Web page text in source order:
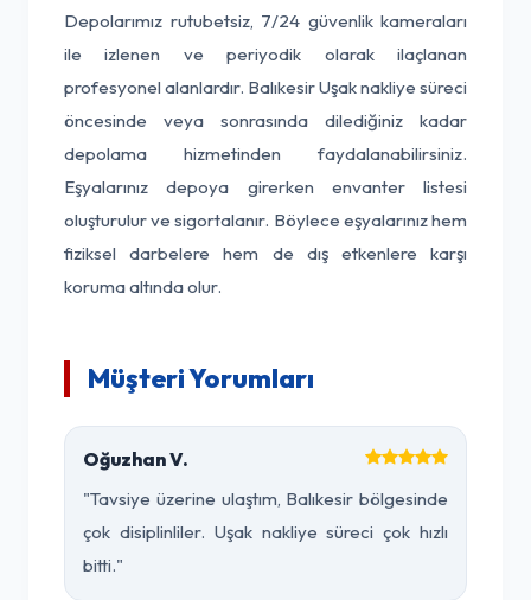
Depolarımız rutubetsiz, 7/24 güvenlik kameraları
ile izlenen ve periyodik olarak ilaçlanan
profesyonel alanlardır. Balıkesir Uşak nakliye süreci
öncesinde veya sonrasında dilediğiniz kadar
depolama hizmetinden faydalanabilirsiniz.
Eşyalarınız depoya girerken envanter listesi
oluşturulur ve sigortalanır. Böylece eşyalarınız hem
fiziksel darbelere hem de dış etkenlere karşı
koruma altında olur.
Müşteri Yorumları
Oğuzhan V.
"Tavsiye üzerine ulaştım, Balıkesir bölgesinde
çok disiplinliler. Uşak nakliye süreci çok hızlı
bitti."